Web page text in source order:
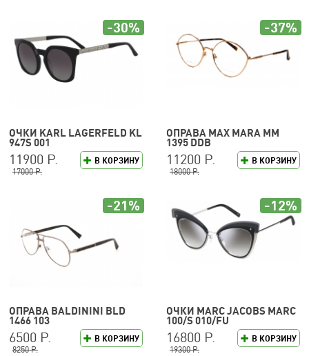
ОЧКИ KARL LAGERFELD KL
947S 001
В КОРЗИНУ
11900 Р.
17000 Р.
-30%
ОПРАВА MAX MARA MM
1395 DDB
В КОРЗИНУ
11200 Р.
18000 Р.
-37%
ОПРАВА BALDININI BLD
1466 103
В КОРЗИНУ
6500 Р.
8250 Р.
-21%
ОЧКИ MARC JACOBS MARC
100/S 010/FU
В КОРЗИНУ
16800 Р.
19300 Р.
-12%